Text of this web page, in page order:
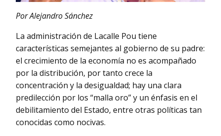
Por Alejandro Sánchez
La administración de Lacalle Pou tiene
características semejantes al gobierno de su padre:
el crecimiento de la economía no es acompañado
por la distribución, por tanto crece la
concentración y la desigualdad; hay una clara
predilección por los “malla oro” y un énfasis en el
debilitamiento del Estado, entre otras políticas tan
conocidas como nocivas.